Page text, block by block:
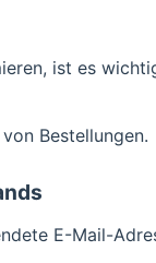
ist es
Bestellungen.
E-Mail-